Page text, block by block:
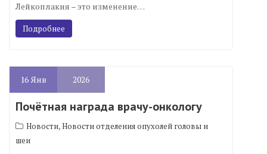
Лейкоплакия – это изменение…
Подробнее
16Янв 2026
Почётная награда врачу-онкологу
Новости,Новости отделения опухолей головы и
шеи